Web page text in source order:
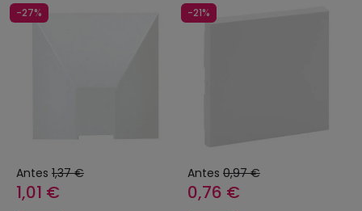
-27%
Antes 1,37 €
1,01 €
-21%
Antes 0,97 €
0,76 €